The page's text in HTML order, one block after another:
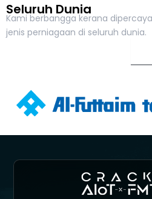
Seluruh Dunia
Kami berbangga kerana
jenis perniagaan di seluruh dunia.